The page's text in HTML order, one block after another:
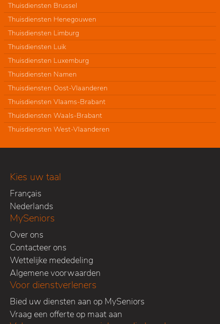
Thuisdiensten Brussel
Thuisdiensten Henegouwen
Thuisdiensten Limburg
Thuisdiensten Luik
Thuisdiensten Luxemburg
Thuisdiensten Namen
Thuisdiensten Oost-Vlaanderen
Thuisdiensten Vlaams-Brabant
Thuisdiensten Waals-Brabant
Thuisdiensten West-Vlaanderen
Kies uw taal
Français
Nederlands
MySeniors
Over ons
Contacteer ons
Wettelijke mededeling
Algemene voorwaarden
Voor dienstverleners
Bied uw diensten aan op MySeniors
Vraag een offerte op maat aan